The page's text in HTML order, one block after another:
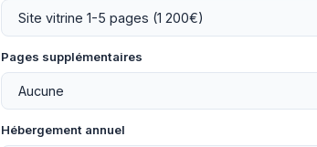
Pages supplémentaires
Hébergement annuel